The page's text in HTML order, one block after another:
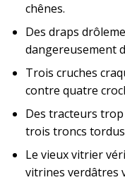
chênes.
Des draps
dangereusement
Trois cruches
contre quatre
Des tracteurs
trois troncs
Le vieux vitrier
vitrines verdâtres